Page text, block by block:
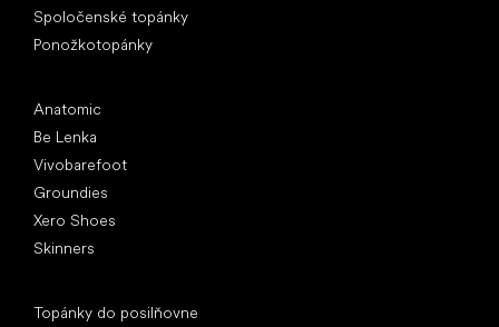
Spoločenské topánky
Ponožkotopánky
Anatomic
Be Lenka
Vivobarefoot
Groundies
Xero Shoes
Skinners
Topánky do posilňovne